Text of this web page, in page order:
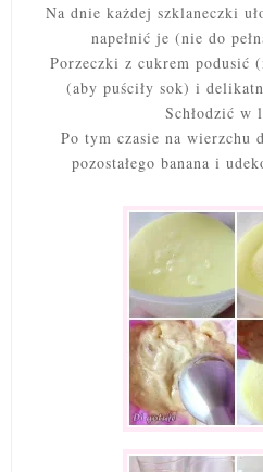
Na dnie każdej szklaneczki
napełnić je (nie do
Porzeczki z cukrem podusić
(aby puściły sok) i
Schłodzić w
Po tym czasie na wierzchu
pozostałego banana i